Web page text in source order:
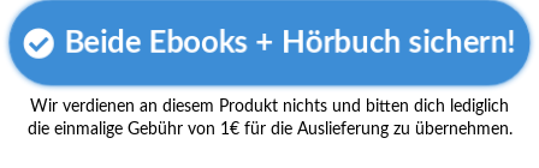
Beide Ebooks + Hörbuch sichern!
Wir verdienen an diesem Produkt nichts und bitten dich lediglich
die einmalige Gebühr von 1€ für die Auslieferung zu übernehmen.